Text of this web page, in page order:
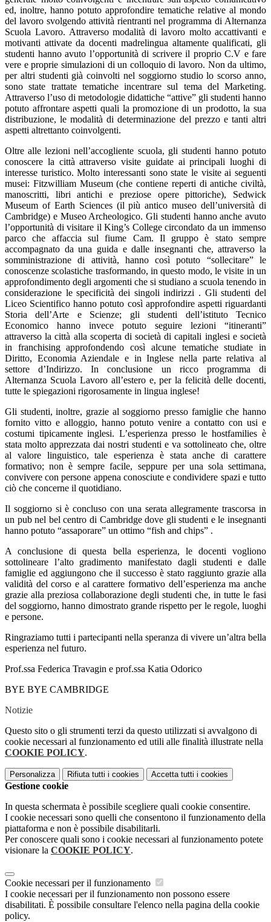
ed, inoltre, hanno potuto approfondire tematiche relative al mondo
del lavoro svolgendo attività rientranti nel programma di Alternanza
Scuola Lavoro. Attraverso modalità di lavoro molto accattivanti e
motivanti attivate da docenti madrelingua altamente qualificati, gli
studenti hanno avuto l’opportunità di scrivere il proprio C.V e fare
vere e proprie simulazioni di un colloquio di lavoro. Non da ultimo,
per altri studenti già coinvolti nel soggiorno studio lo scorso anno,
sono state trattate tematiche incentrare sul tema del Marketing.
Attraverso l’uso di metodologie didattiche “attive” gli studenti hanno
potuto affrontare aspetti quali la promozione di un prodotto, la sua
distribuzione, le modalità di determinazione del prezzo e tanti altri
aspetti altrettanto coinvolgenti.
Oltre alle lezioni nell’accogliente scuola, gli studenti hanno potuto
conoscere la città attraverso visite guidate ai principali luoghi di
interesse turistico. Molto interessanti sono state le visite ai seguenti
musei: Fitzwilliam Museum (che contiene reperti di antiche civiltà,
manoscritti, libri antichi e preziose opere pittoriche), Sedwick
Museum of Earth Sciences (il più antico museo dell’università di
Cambridge) e Museo Archeologico. Gli studenti hanno anche avuto
l’opportunità di visitare il King’s College circondato da un immenso
parco che affaccia sul fiume Cam. Il gruppo è stato sempre
accompagnato da una guida e dalle insegnanti che, attraverso la
somministrazione di attività, hanno così potuto “sollecitare” le
conoscenze scolastiche trasformando, in questo modo, le visite in un
approfondimento degli argomenti che si studiano a scuola tenendo in
considerazione le specificità dei singoli indirizzi . Gli studenti del
Liceo Scientifico hanno potuto così approfondire aspetti riguardanti
Storia dell’Arte e Scienze; gli studenti dell’istituto Tecnico
Economico hanno invece potuto seguire lezioni “itineranti”
attraverso la città alla scoperta di società di capitali inglesi e società
in franchising approfondendo così alcune tematiche studiate in
Diritto, Economia Aziendale e in Inglese nella parte relativa al
settore d’Indirizzo. In conclusione un ricco programma di
Alternanza Scuola Lavoro all’estero e, per la felicità delle docenti,
tutte le spiegazioni rigorosamente in lingua inglese!
Gli studenti, inoltre, grazie al soggiorno presso famiglie che hanno
fornito vitto e alloggio, hanno potuto venire a contatto con usi e
costumi tipicamente inglesi. L’esperienza presso le hostfamilies è
stata molto apprezzata dai nostri studenti e va sottolineato che, oltre
al valore linguistico, tale esperienza è stata anche di carattere
formativo; non è sempre facile, seppure per una sola settimana,
convivere con persone appena conosciute e condividere spazi e tutto
ciò che concerne il quotidiano.
Il soggiorno si è concluso con una serata allegramente trascorsa in
un pub nel bel centro di Cambridge dove gli studenti e le insegnanti
hanno potuto “assaporare” un ottimo “fish and chips” .
A conclusione di questa bella esperienza, le docenti vogliono
sottolineare l’alto gradimento manifestato dagli studenti e dalle
famiglie ed aggiungono che il successo è stato raggiunto grazie alla
validità del corso e al carattere formativo dell’esperienza ma anche
grazie alla preziosa collaborazione degli studenti che, in tutte le fasi
del soggiorno, hanno dimostrato grande rispetto per le regole, luoghi
e persone.
Ringraziamo tutti i partecipanti nella speranza di vivere un’altra bella
esperienza nel futuro.
Prof.ssa Federica Travagin e prof.ssa Katia Odorico
BYE BYE CAMBRIDGE
Notizie
Questo sito o gli strumenti terzi da questo utilizzati si avvalgono di
cookie necessari al funzionamento ed utili alle finalità illustrate nella
COOKIE POLICY.
Personalizza Rifiuta tutti i cookies Accetta tutti i cookies
Gestione cookie
In questa schermata è possibile scegliere quali cookie consentire.
I cookie necessari sono quelli che consentono il funzionamento della
piattaforma e non è possibile disabilitarli.
Per conoscere quali sono i cookie necessari al funzionamento potete
visionare la COOKIE POLICY.
Cookie necessari per il funzionamento
I cookie necessari per il funzionamento non possono essere
disabilitati. È possibile consultare l'elenco nella pagina della cookie
policy.